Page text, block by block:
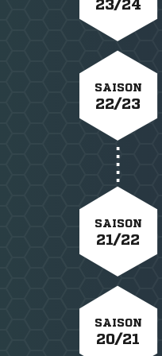
23/24
SAISON
22/23
SAISON
21/22
SAISON
20/21